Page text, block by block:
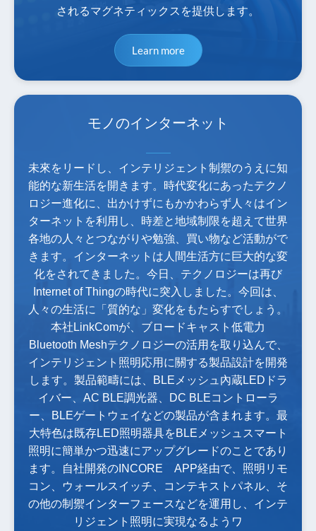
されるマグネティックスを提供します。
Learn more
モノのインターネット
未來をリードし、インテリジェント制禦のうえに知
能的な新生活を開きます。時代変化にあったテクノ
ロジー進化に、出かけずにもかかわらず人々はイン
ターネットを利用し、時差と地域制限を超えて世界
各地の人々とつながりや勉強、買い物など活動がで
きます。インターネットは人間生活方に巨大的な変
化をされてきました。今日、テクノロジーは再び
Internet of Thingの時代に突入しました。今回は、
人々の生活に「質的な」変化をもたらすでしょう。
本社LinkComが、ブロードキャスト低電力
Bluetooth Meshテクノロジーの活用を取り込んで、
インテリジェント照明応用に關する製品設計を開発
します。製品範疇には、BLEメッシュ內蔵LEDドラ
イバー、AC BLE調光器、DC BLEコントローラ
ー、BLEゲートウェイなどの製品が含まれます。最
大特色は既存LED照明器具をBLEメッシュスマート
照明に簡単かつ迅速にアップグレードのことであり
ます。自社開発のINCORE APP経由で、照明リモ
コン、ウォールスイッチ、コンテキストパネル、そ
の他の制禦インターフェースなどを運用し、インテ
リジェント照明に実現なるようワ